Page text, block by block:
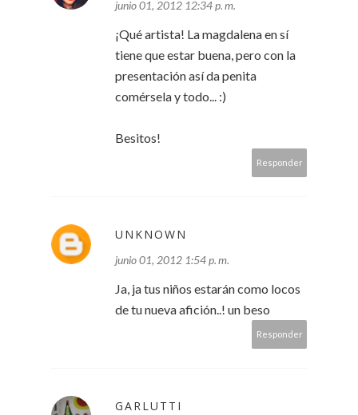
junio 01, 2012 12:34 p. m.
¡Qué artista! La magdalena en sí
tiene que estar buena, pero con la
presentación así da penita
comérsela y todo... :)
Besitos!
Responder
UNKNOWN
junio 01, 2012 1:54 p. m.
Ja, ja tus niños estarán como locos
de tu nueva afición..! un beso
Responder
GARLUTTI